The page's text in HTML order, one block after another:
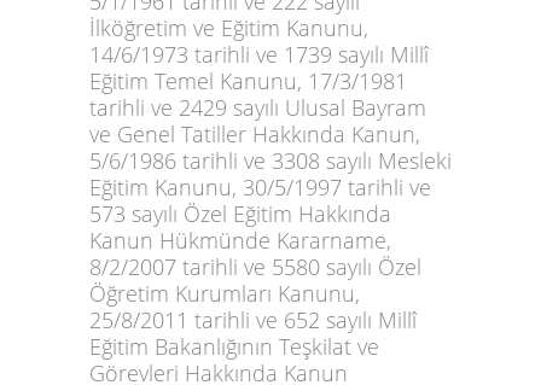
İlköğretim ve Eğitim Kanunu,
14/6/1973 tarihli ve 1739 sayılı Millî
Eğitim Temel Kanunu, 17/3/1981
tarihli ve 2429 sayılı Ulusal Bayram
ve Genel Tatiller Hakkında Kanun,
5/6/1986 tarihli ve 3308 sayılı Mesleki
Eğitim Kanunu, 30/5/1997 tarihli ve
573 sayılı Özel Eğitim Hakkında
Kanun Hükmünde Kararname,
8/2/2007 tarihli ve 5580 sayılı Özel
Öğretim Kurumları Kanunu,
25/8/2011 tarihli ve 652 sayılı Millî
Eğitim Bakanlığının Teşkilat ve
Görevleri Hakkında Kanun